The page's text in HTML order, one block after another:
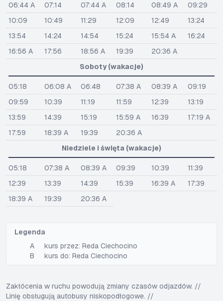
06:44 A
07:14 07:44 A 08:14 08:49 A
09:29
10:09
10:49 11:29 12:09 12:49
13:24
13:54
14:24 14:54 15:24 15:54 A
16:24
16:56 A
17:56 18:56 A 19:39
20:36 A
Soboty (wakacje)
05:18 06:08 A 06:48 07:38 A 08:39 A
09:19
09:59
10:39 11:19 11:59 12:39
13:19
13:59
14:39 15:19 15:59 A 16:39
17:19 A
17:59
18:39 A 19:39
20:36 A
Niedziele i święta (wakacje)
05:18 07:38 A 08:39 A 09:39 10:39
11:39
12:39
13:39 14:39 15:39 16:39 A
17:39
18:39 A
19:39 20:36 A
Legenda
A
kurs przez: Reda Ciechocino
B
kurs do: Reda Ciechocino
Zakłócenia w ruchu powodują zmiany czasów odjazdów. //
Linię obsługują autobusy niskopodłogowe. //